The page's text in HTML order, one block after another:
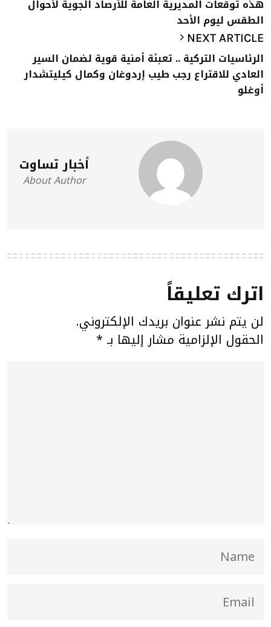
هذه توقعات المديرية العامة للأرصاد الجوية لأحوال
الطقس ليوم الأحد
NEXT ARTICLE
الرئاسيات التركية .. تعبئة أمنية قوية لضمان السير
العادي للاقتراع رجب طيب إردوغان وكمال كيليتشدار
أوغلو
أخبار تساوت
About Author
اترك تعليقاً
لن يتم نشر عنوان بريدك الإلكتروني.
الحقول الإلزامية مشار إليها بـ *